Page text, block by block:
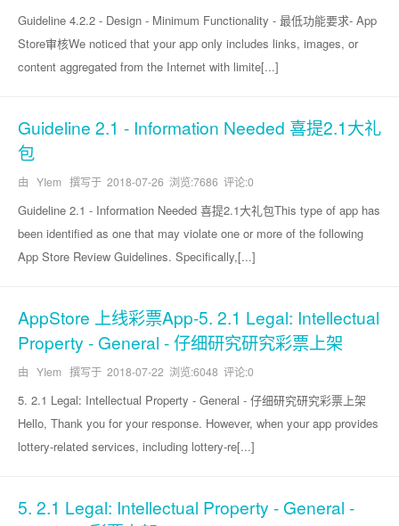
Guideline 4.2.2 - Design - Minimum Functionality - 最低功能要求- App
Store审核We noticed that your app only includes links, images, or
content aggregated from the Internet with limite[...]
Guideline 2.1 - Information Needed 喜提2.1大礼
包
由 YIem 撰写于 2018-07-26 浏览:7686 评论:0
Guideline 2.1 - Information Needed 喜提2.1大礼包This type of app has
been identified as one that may violate one or more of the following
App Store Review Guidelines. Specifically,[...]
AppStore 上线彩票App-5. 2.1 Legal: Intellectual
Property - General - 仔细研究研究彩票上架
由 YIem 撰写于 2018-07-22 浏览:6048 评论:0
5. 2.1 Legal: Intellectual Property - General - 仔细研究研究彩票上架
Hello, Thank you for your response. However, when your app provides
lottery-related services, including lottery-re[...]
5. 2.1 Legal: Intellectual Property - General -